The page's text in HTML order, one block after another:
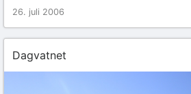
26. juli 2006
Dagvatnet